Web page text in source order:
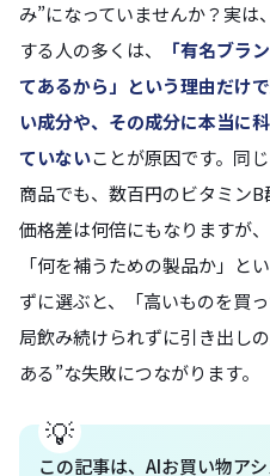
み”になっていませんか？実は
する人の多くは、
「有名ブラ
てあるから」という理由だけ
い成分や、その成分に本当に
ていないことが原因です。同
商品でも、数百円のビタミン
価格差は何倍にもなりますが
「何を補うための製品か」と
ずに選ぶと、「高いものを買
局飲み続けられずに引き出し
ある”な失敗につながります。
この記事は、AIお買い物ア